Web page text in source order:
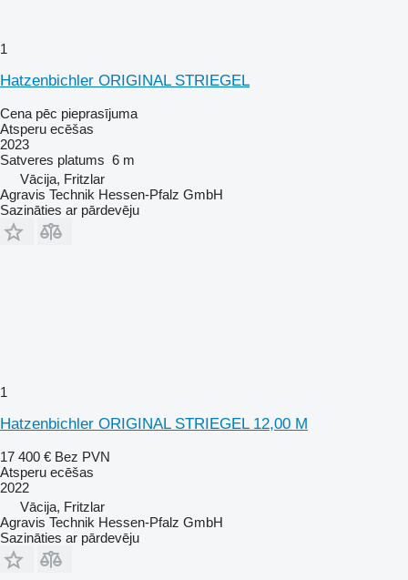
1
Hatzenbichler ORIGINAL STRIEGEL
Cena pēc pieprasījuma
Atsperu ecēšas
2023
Satveres platums 6 m
Vācija, Fritzlar
Agravis Technik Hessen-Pfalz GmbH
Sazināties ar pārdevēju
1
Hatzenbichler ORIGINAL STRIEGEL 12,00 M
17 400 € Bez PVN
Atsperu ecēšas
2022
Vācija, Fritzlar
Agravis Technik Hessen-Pfalz GmbH
Sazināties ar pārdevēju